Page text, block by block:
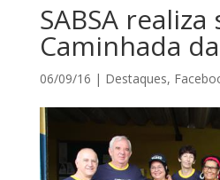
SABSA realiza
Caminhada
06/09/16 | Destaques,